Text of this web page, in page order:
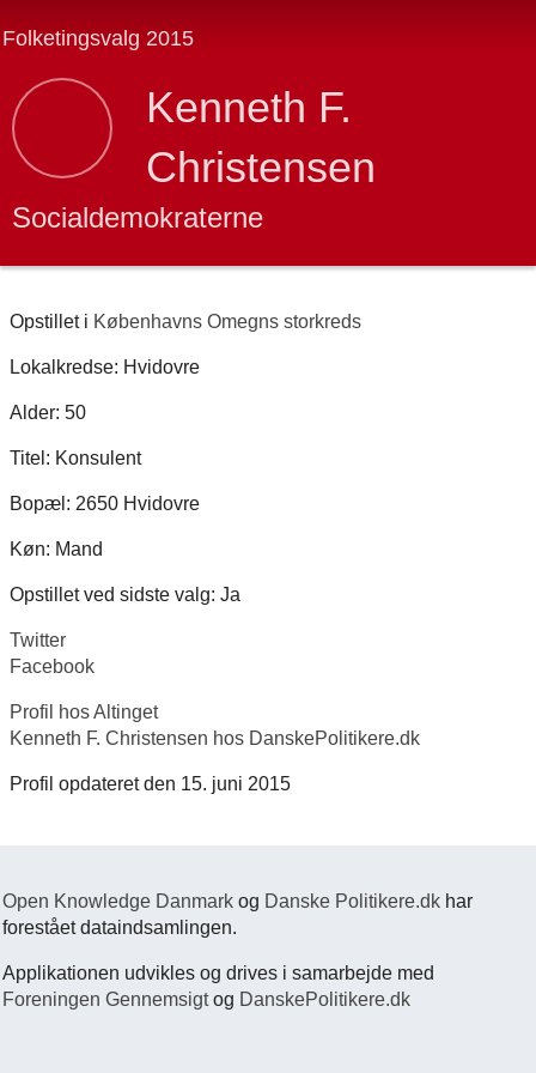
Folketingsvalg 2015
Kenneth F.
Christensen
Socialdemokraterne
Opstillet i Københavns Omegns storkreds
Lokalkredse: Hvidovre
Alder: 50
Titel: Konsulent
Bopæl: 2650 Hvidovre
Køn: Mand
Opstillet ved sidste valg: Ja
Twitter
Facebook
Profil hos Altinget
Kenneth F. Christensen hos DanskePolitikere.dk
Profil opdateret den 15. juni 2015
Open Knowledge Danmark og Danske Politikere.dk har
forestået dataindsamlingen.
Applikationen udvikles og drives i samarbejde med
Foreningen Gennemsigtog DanskePolitikere.dk